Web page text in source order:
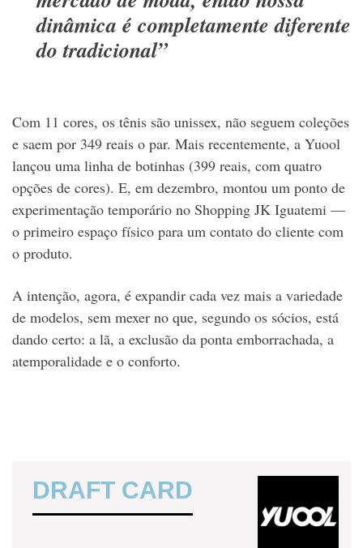
dinâmica é completamente diferente
do tradicional”
Com 11 cores, os tênis são unissex, não seguem coleções
e saem por 349 reais o par. Mais recentemente, a Yuool
lançou uma linha de botinhas (399 reais, com quatro
opções de cores). E, em dezembro, montou um ponto de
experimentação temporário no Shopping JK Iguatemi —
o primeiro espaço físico para um contato do cliente com
o produto.
A intenção, agora, é expandir cada vez mais a variedade
de modelos, sem mexer no que, segundo os sócios, está
dando certo: a lã, a exclusão da ponta emborrachada, a
atemporalidade e o conforto.
DRAFT CARD